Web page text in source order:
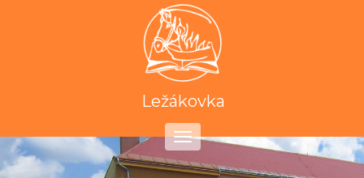
Ležákovka
Toggle